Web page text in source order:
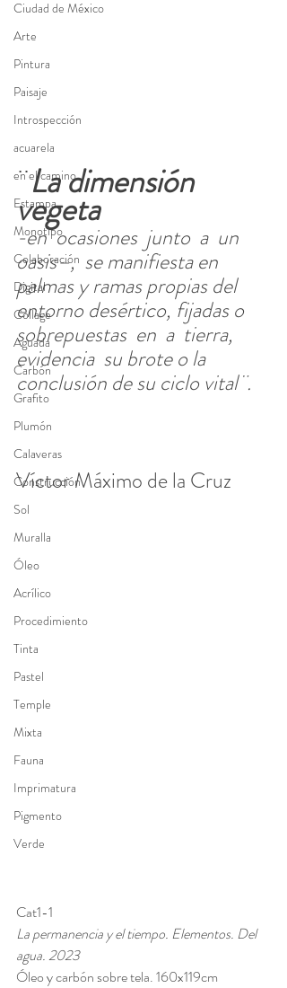
Ciudad de México
Arte
Pintura
Paisaje
Introspección
acuarela
en el camino
Estampa
Monotipo
Colaboración
Digital
Collage
Aguada
Carbón
Grafito
Plumón
Calaveras
Construcción
Sol
Muralla
Óleo
Acrílico
Procedimiento
Tinta
Pastel
Temple
Mixta
Fauna
Imprimatura
Pigmento
Verde
¨La dimensión
vegeta
-en  ocasiones  junto  a  un
oasis–,  se manifiesta en
palmas y ramas propias del
entorno desértico, fijadas o
sobrepuestas  en  a  tierra,
evidencia  su brote o la
conclusión de su ciclo vital¨.
Víctor Máximo de la Cruz
Cat1-1
La permanencia y el tiempo. Elementos. Del
agua. 2023
Óleo y carbón sobre tela. 160x119cm